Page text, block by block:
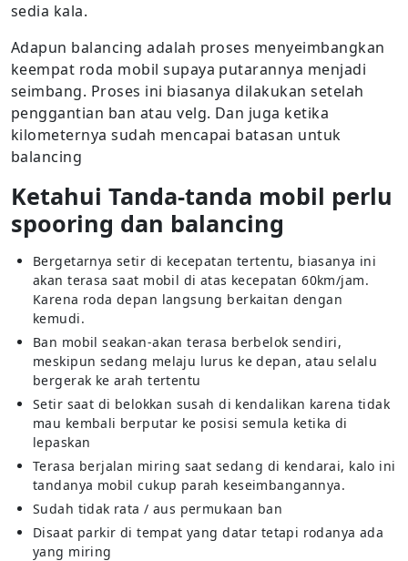
sedia kala.
Adapun balancing adalah proses menyeimbangkan
keempat roda mobil supaya putarannya menjadi
seimbang. Proses ini biasanya dilakukan setelah
penggantian ban atau velg. Dan juga ketika
kilometernya sudah mencapai batasan untuk
balancing
Ketahui Tanda-tanda mobil perlu
spooring dan balancing
Bergetarnya setir di kecepatan tertentu, biasanya ini
akan terasa saat mobil di atas kecepatan 60km/jam.
Karena roda depan langsung berkaitan dengan
kemudi.
Ban mobil seakan-akan terasa berbelok sendiri,
meskipun sedang melaju lurus ke depan, atau selalu
bergerak ke arah tertentu
Setir saat di belokkan susah di kendalikan karena tidak
mau kembali berputar ke posisi semula ketika di
lepaskan
Terasa berjalan miring saat sedang di kendarai, kalo ini
tandanya mobil cukup parah keseimbangannya.
Sudah tidak rata / aus permukaan ban
Disaat parkir di tempat yang datar tetapi rodanya ada
yang miring